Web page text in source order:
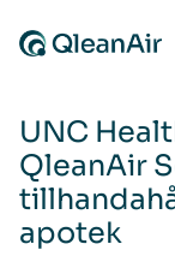
UNC
QleanAir
apotek